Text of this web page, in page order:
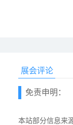
展会评论
免责申明：
本站部分信息来